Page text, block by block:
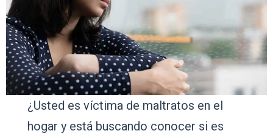
¿Usted es víctima de maltratos en el
hogar y está buscando conocer si es